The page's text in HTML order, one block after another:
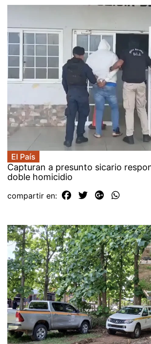
El País
Capturan a presunto sicario
doble homicidio
compartir en: